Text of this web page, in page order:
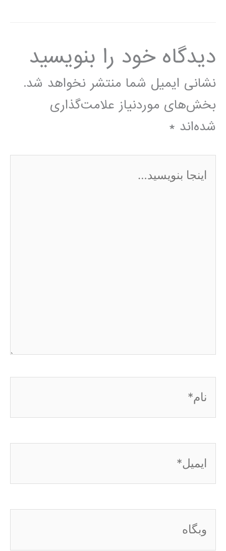
دیدگاه‌ خود را بنویسید
نشانی ایمیل شما منتشر نخواهد شد.
بخش‌های موردنیاز علامت‌گذاری
شده‌اند *
اینجا
بنویسید…
نام*
ایمیل*
وبگاه